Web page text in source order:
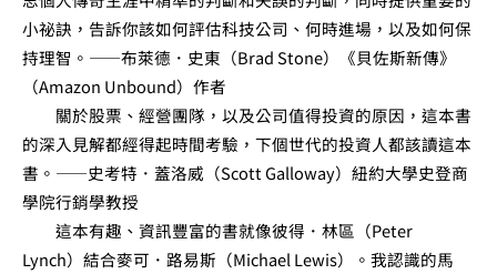
小祕訣，告訴你該如何評估科技公司、何時進場，以及如何保
持理智。——布萊德．史東（Brad Stone）《貝佐斯新傳》
（Amazon Unbound）作者
關於股票、經營團隊，以及公司值得投資的原因，這本書
的深入見解都經得起時間考驗，下個世代的投資人都該讀這本
書。——史考特．蓋洛威（Scott Galloway）紐約大學史登商
學院行銷學教授
這本有趣、資訊豐富的書就像彼得．林區（Peter
Lynch）結合麥可．路易斯（Michael Lewis）。我認識的馬